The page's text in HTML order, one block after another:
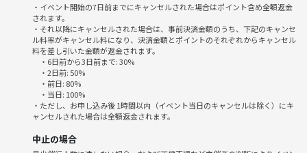
・イベント開始の7日前までにキャンセルされた場合はポイント含め全額返金
されます。
・それ以降にキャンセルされた場合は、事前決済金額のうち、下記のキャンセ
ル料率がキャンセル料になり、決済金額とポイントのそれぞれからキャンセル
料を差し引いた金額が返金されます。
・6日前から3日前まで: 30%
・2日前: 50%
・前日: 80%
・当日: 100%
・ただし、お申し込み後 1時間以内（イベント当日のキャンセルは除く）にキ
ャンセルされた場合は全額返金されます。
中止の場合